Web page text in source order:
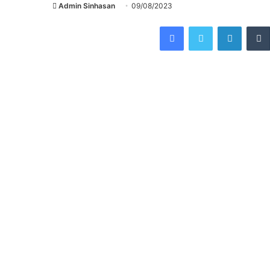
Admin Sinhasan 09/08/2023
FacebookTwitterLinkedIn